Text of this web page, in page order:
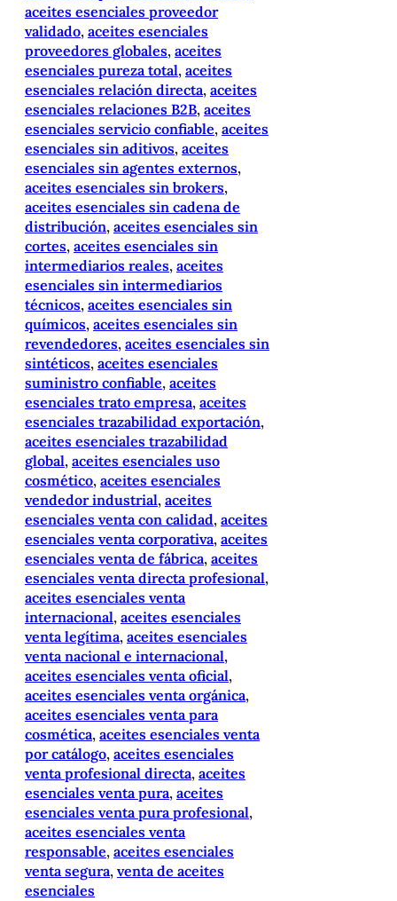
aceites esenciales proveedor
validado, aceites esenciales
proveedores globales, aceites
esenciales pureza total, aceites
esenciales relación directa, aceites
esenciales relaciones B2B, aceites
esenciales servicio confiable, aceites
esenciales sin aditivos, aceites
esenciales sin agentes externos
aceites esenciales sin brokers
aceites esenciales sin cadena de
distribución, aceites esenciales sin
cortes, aceites esenciales sin
intermediarios reales, aceites
esenciales sin intermediarios
técnicos, aceites esenciales sin
químicos, aceites esenciales sin
revendedores, aceites esenciales sin
sintéticos, aceites esenciales
suministro confiable, aceites
esenciales trato empresa, aceites
esenciales trazabilidad exportación
aceites esenciales trazabilidad
global, aceites esenciales uso
cosmético, aceites esenciales
vendedor industrial, aceites
esenciales venta con calidad, aceites
esenciales venta corporativa, aceites
esenciales venta de fábrica, aceites
esenciales venta directa profesional
aceites esenciales venta
internacional, aceites esenciales
venta legítima, aceites esenciales
venta nacional e internacional
aceites esenciales venta oficial
aceites esenciales venta orgánica
aceites esenciales venta para
cosmética, aceites esenciales venta
por catálogo, aceites esenciales
venta profesional directa, aceites
esenciales venta pura, aceites
esenciales venta pura profesional
aceites esenciales venta
responsable, aceites esenciales
venta segura, venta de aceites
esenciales